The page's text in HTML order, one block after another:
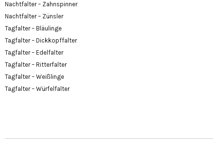
Nachtfalter – Zahnspinner
Nachtfalter – Zünsler
Tagfalter – Bläulinge
Tagfalter – Dickkopffalter
Tagfalter – Edelfalter
Tagfalter – Ritterfalter
Tagfalter – Weißlinge
Tagfalter – Würfelfalter